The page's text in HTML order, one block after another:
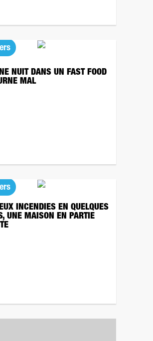
NUIT DANS UN FAST FOOD
MAL
INCENDIES EN QUELQUES
UNE MAISON EN PARTIE